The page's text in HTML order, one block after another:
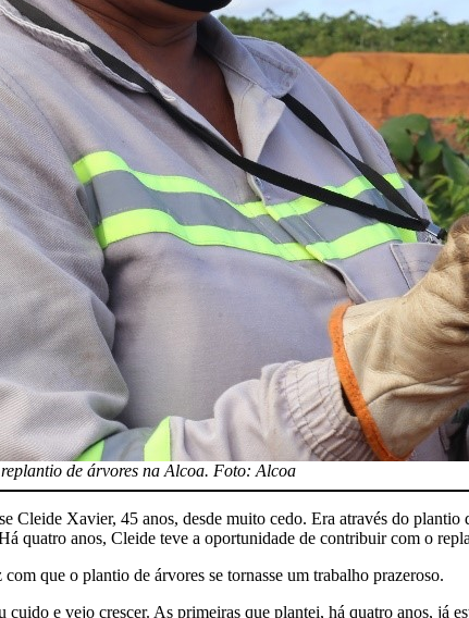
de árvores na Alcoa. Foto: Alcoa
Cleide Xavier, 45 anos, desde muito cedo. Era através do
quatro anos, Cleide teve a oportunidade de contribuir com o
que o plantio de árvores se tornasse um trabalho prazeroso.
cuido e vejo crescer. As primeiras que plantei, há quatro anos, já